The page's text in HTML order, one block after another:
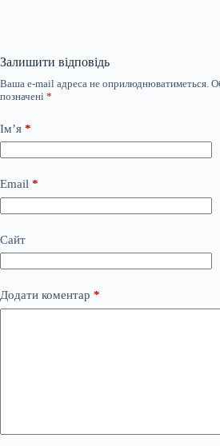
Залишити відповідь
Ваша e-mail адреса не оприлюднюватиметься.
позначені *
Ім’я *
Email *
Сайт
Додати коментар *